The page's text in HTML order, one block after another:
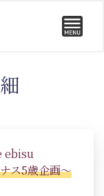
ebisu
ス5歳企画～